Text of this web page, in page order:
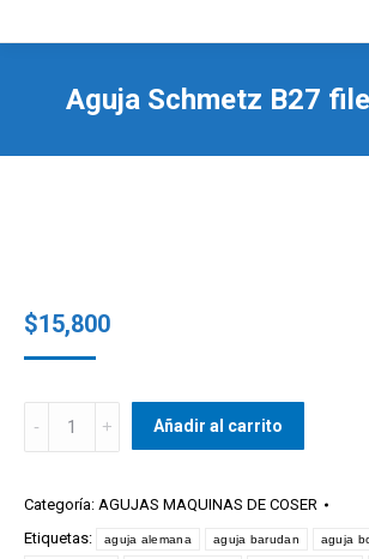
Aguja Schmetz B27
$15,800
fileteadora
quantity
Añadir al carrito
Categoría: AGUJAS MAQUINAS DE COSER
Etiquetas:
aguja alemana aguja barudan aguja